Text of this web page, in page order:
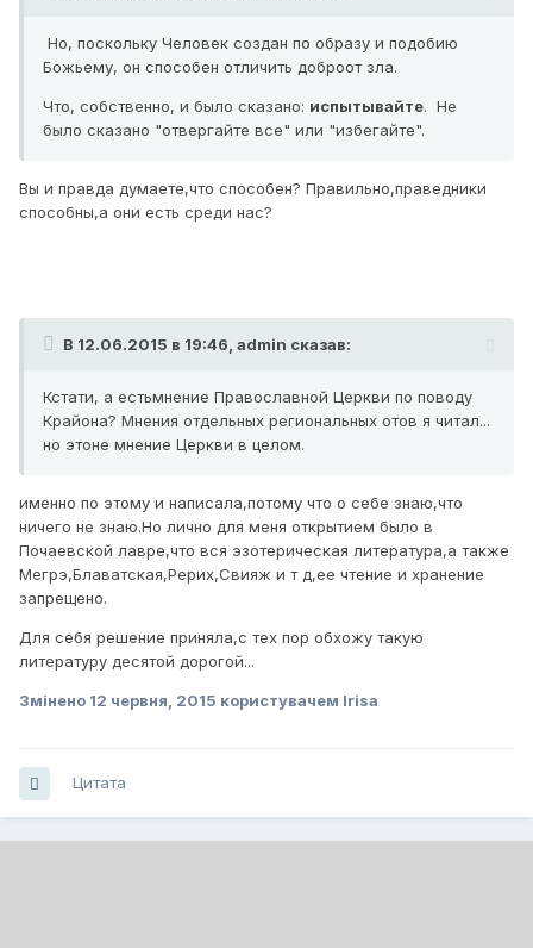
Но, поскольку Человек создан по образу и подобию
Божьему, он способен отличить доброот зла.
Что, собственно, и было сказано: испытывайте. Не
было сказано "отвергайте все" или "избегайте".
Вы и правда думаете,что способен? Правильно,праведники
способны,а они есть среди нас?
В 12.06.2015 в 19:46, admin сказав:
Кстати, а естьмнение Православной Церкви по поводу
Крайона? Мнения отдельных региональных отов я читал...
но этоне мнение Церкви в целом.
именно по этому и написала,потому что о себе знаю,что
ничего не знаю.Но лично для меня открытием было в
Почаевской лавре,что вся эзотерическая литература,а также
Мегрэ,Блаватская,Рерих,Свияж и т д,ее чтение и хранение
запрещено.
Для себя решение приняла,с тех пор обхожу такую
литературу десятой дорогой...
Змінено 12 червня, 2015 користувачем Irisa
Цитата